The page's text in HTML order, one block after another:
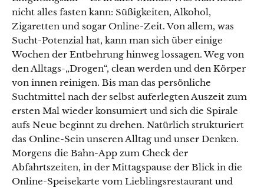
nicht alles fasten kann: Süßigkeiten, Alkohol,
Zigaretten und sogar Online-Zeit. Von allem, was
Sucht-Potenzial hat, kann man sich über einige
Wochen der Entbehrung hinweg lossagen. Weg von
den Alltags-„Drogen“, clean werden und den Körper
von innen reinigen. Bis man das persönliche
Suchtmittel nach der selbst auferlegten Auszeit zum
ersten Mal wieder konsumiert und sich die Spirale
aufs Neue beginnt zu drehen. Natürlich strukturiert
das Online-Sein unseren Alltag und unser Denken.
Morgens die Bahn-App zum Check der
Abfahrtszeiten, in der Mittagspause der Blick in die
Online-Speisekarte vom Lieblingsrestaurant und